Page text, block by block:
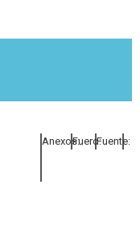
Anexos:Fuero:Fuente: